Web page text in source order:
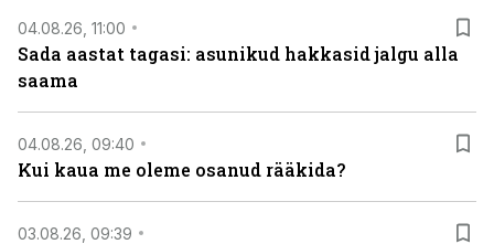
04.08.26, 11:00
Sada aastat tagasi: asunikud hakkasid jalgu alla
saama
04.08.26, 09:40
Kui kaua me oleme osanud rääkida?
03.08.26, 09:39